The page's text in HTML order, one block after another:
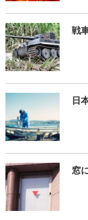
戦
日
窓